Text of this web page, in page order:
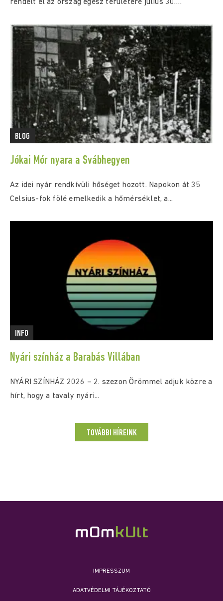
rendelt el az ország egész területére július 30.
BLOG
Jókai Mór nyara a Svábhegyen
Az idei nyár rendkívüli hőséget hozott. Napokon át 35
Celsius-fok fölé emelkedik a hőmérséklet, a...
INFO
Nyári színház a Barabás Villában
NYÁRI SZÍNHÁZ 2026 – 2. szezon Örömmel adjuk közre a
hírt, hogy a tavaly nyári...
TOVÁBBI HÍREINK
IMPRESSZUM
ADATVÉDELMI TÁJÉKOZTATÓ